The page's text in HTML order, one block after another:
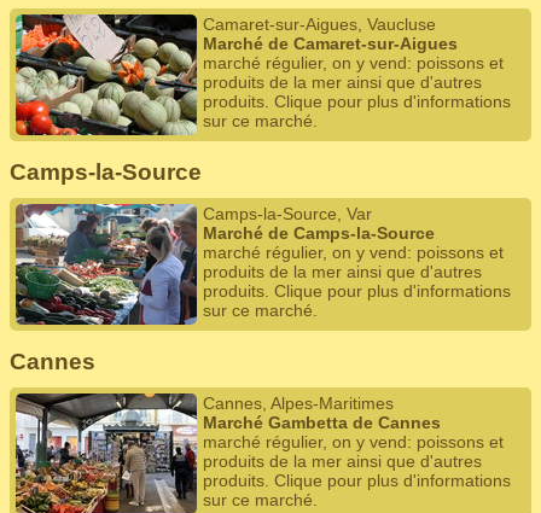
Camaret-sur-Aigues, Vaucluse
Marché de Camaret-sur-Aigues
marché régulier, on y vend: poissons et
produits de la mer ainsi que d'autres
produits. Clique pour plus d'informations
sur ce marché.
Camps-la-Source
Camps-la-Source, Var
Marché de Camps-la-Source
marché régulier, on y vend: poissons et
produits de la mer ainsi que d'autres
produits. Clique pour plus d'informations
sur ce marché.
Cannes
Cannes, Alpes-Maritimes
Marché Gambetta de Cannes
marché régulier, on y vend: poissons et
produits de la mer ainsi que d'autres
produits. Clique pour plus d'informations
sur ce marché.